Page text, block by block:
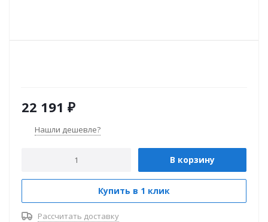
22 191 ₽
Нашли дешевле?
В корзину
Купить в 1 клик
Рассчитать доставку